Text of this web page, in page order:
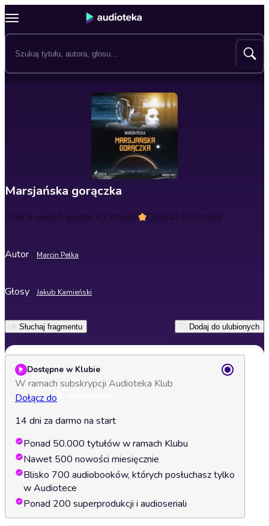
Marsjańska gorączka
Czas trwania5 godzin 43 minuty Ocena3.9(8 ocen)
Autor Marcin Pełka
Głosy Jakub Kamieński
Słuchaj fragmentu Dodaj do ulubionych
Dostępne w Klubie
W ramach subskrypcji Audioteka Klub
Dołącz do
14 dni za darmo na start
Ponad 50.000 tytułów w ramach Klubu
Nawet 500 nowości miesięcznie
Blisko 700 audiobooków, których posłuchasz tylko
w Audiotece
Ponad 200 superprodukcji i audioseriali